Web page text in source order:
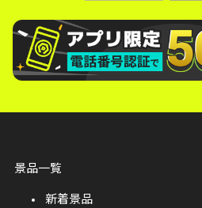
景品一覧
新着景品